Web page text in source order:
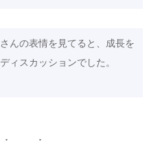
んの表情を見てると、成長を
ィスカッションでした。